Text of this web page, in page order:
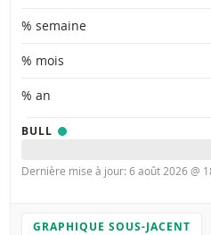
% semaine
% mois
% an
BULL
Dernière mise à jour: 6 août 2026 @
GRAPHIQUE SOUS-JACENT